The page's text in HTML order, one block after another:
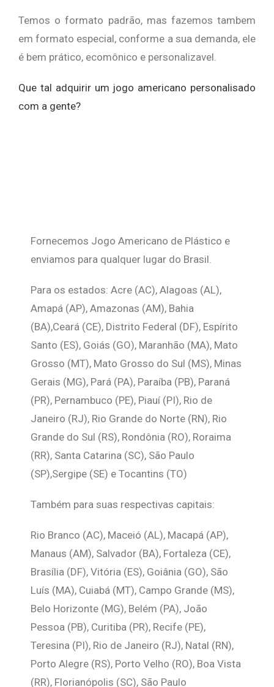
Temos o formato padrão, mas fazemos tambem
em formato especial, conforme a sua demanda, ele
é bem prático, ecomônico e personalizavel.
Que tal adquirir um jogo americano personalisado
com a gente?
Fornecemos Jogo Americano de Plástico e
enviamos para qualquer lugar do Brasil.
Para os estados: Acre (AC), Alagoas (AL),
Amapá (AP), Amazonas (AM), Bahia
(BA),Ceará (CE), Distrito Federal (DF), Espírito
Santo (ES), Goiás (GO), Maranhão (MA), Mato
Grosso (MT), Mato Grosso do Sul (MS), Minas
Gerais (MG), Pará (PA), Paraíba (PB), Paraná
(PR), Pernambuco (PE), Piauí (PI), Rio de
Janeiro (RJ), Rio Grande do Norte (RN), Rio
Grande do Sul (RS), Rondônia (RO), Roraima
(RR), Santa Catarina (SC), São Paulo
(SP),Sergipe (SE) e Tocantins (TO)
Também para suas respectivas capitais:
Rio Branco (AC), Maceió (AL), Macapá (AP),
Manaus (AM), Salvador (BA), Fortaleza (CE),
Brasília (DF), Vitória (ES), Goiânia (GO), São
Luís (MA), Cuiabá (MT), Campo Grande (MS),
Belo Horizonte (MG), Belém (PA), João
Pessoa (PB), Curitiba (PR), Recife (PE),
Teresina (PI), Rio de Janeiro (RJ), Natal (RN),
Porto Alegre (RS), Porto Velho (RO), Boa Vista
(RR), Florianópolis (SC), São Paulo